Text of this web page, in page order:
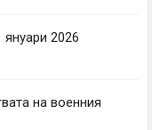
2026
на военния